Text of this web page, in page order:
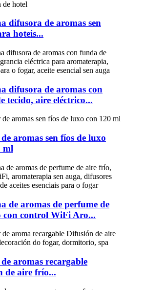
difusora de aromas sen
hoteis...
difusora de aromas con
tecido, aire eléctrico...
aromas sen fíos de luxo
ml
de aromas de perfume de
con control WiFi Aro...
aromas recargable
de aire frío...